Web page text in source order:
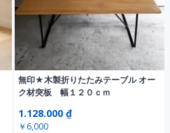
無印★木製折りたたみテーブル オー
ク材突板 幅１２０ｃｍ
1.128.000 ₫
￥6,000